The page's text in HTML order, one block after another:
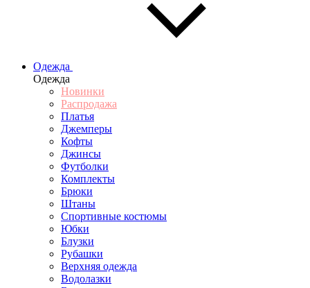
Одежда
Одежда
Новинки
Распродажа
Платья
Джемперы
Кофты
Джинсы
Футболки
Комплекты
Брюки
Штаны
Спортивные костюмы
Юбки
Блузки
Рубашки
Верхняя одежда
Водолазки